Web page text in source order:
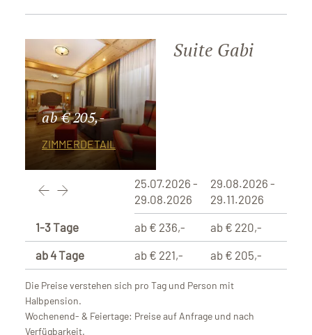
ab € 205,-
ZIMMERDETAIL
Suite Gabi
25.07.2026 -
29.08.2026
29.08.2026 -
29.11.2026
1-3 Tage
ab 4 Tage
ab € 236,-
ab € 221,-
ab € 220,-
ab € 205,-
Die Preise verstehen sich pro Tag und Person mit
Halbpension.
Wochenend- & Feiertage: Preise auf Anfrage und nach
Verfügbarkeit.